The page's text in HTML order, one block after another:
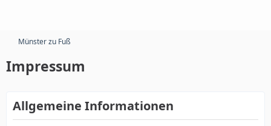
Münster zu Fuß
Impressum
Allgemeine Informationen